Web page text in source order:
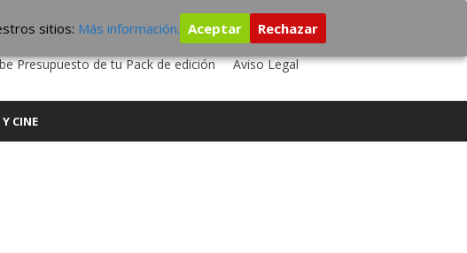
EDITA TU DISCO
ESTUDIO DE GRABACIÓN
Presupuesto de tu Pack de edición
Aviso Legal
Y CINE
sitios: Más información. Aceptar Rechazar